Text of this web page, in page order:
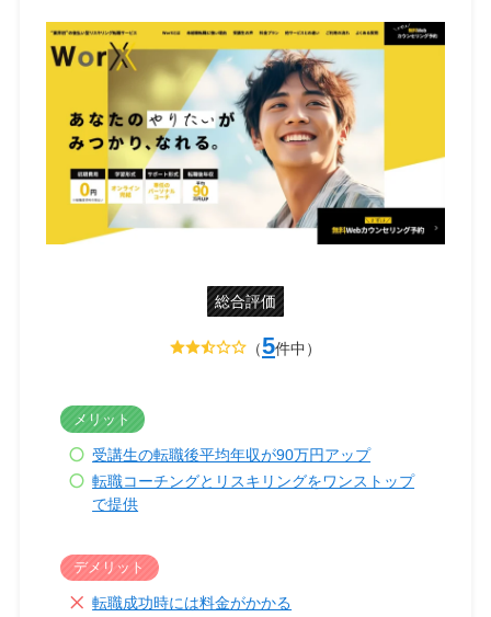
総合評価
（5件中）
メリット
受講生の転職後平均年収が90万円アップ
転職コーチングとリスキリングをワンストップ
で提供
デメリット
転職成功時には料金がかかる